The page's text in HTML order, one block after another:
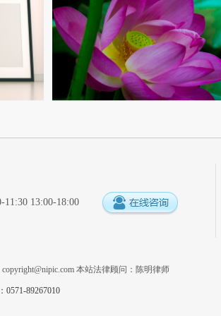
13:00-18:00
copyright@nipic.com 本站法律顾问：陈明律师
89267010